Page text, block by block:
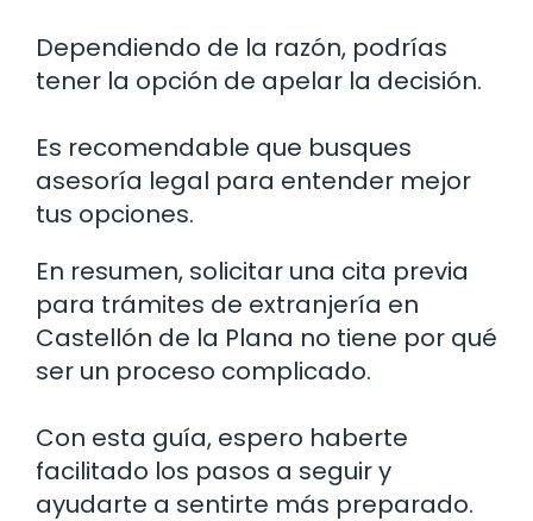
Dependiendo de la razón, podrías
tener la opción de apelar la decisión.
Es recomendable que busques
asesoría legal para entender mejor
tus opciones.
En resumen, solicitar una cita previa
para trámites de extranjería en
Castellón de la Plana no tiene por qué
ser un proceso complicado.
Con esta guía, espero haberte
facilitado los pasos a seguir y
ayudarte a sentirte más preparado.